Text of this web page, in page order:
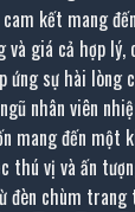
kết mang
và giá cả hợp lý,
ứng sự hài lòng
nhân viên
mang đến một
thú vị và ấn
đèn chùm trang